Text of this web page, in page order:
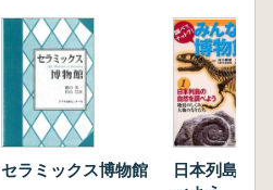
セラミックス博物館
日本列島の